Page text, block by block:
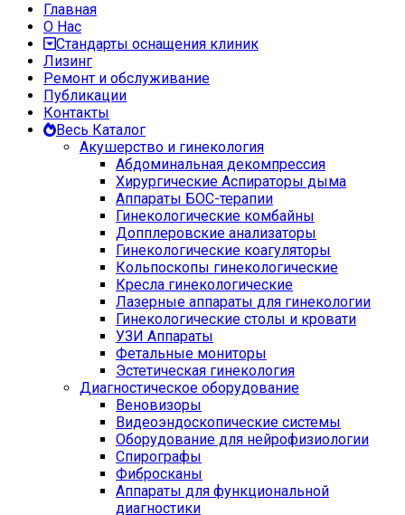
Главная
О Нас
Стандарты оснащения клиник
Лизинг
Ремонт и обслуживание
Публикации
Контакты
Весь Каталог
Акушерство и гинекология
Абдоминальная декомпрессия
Хирургические Аспираторы дыма
Аппараты БОС-терапии
Гинекологические комбайны
Допплеровские анализаторы
Гинекологические коагуляторы
Кольпоскопы гинекологические
Кресла гинекологические
Лазерные аппараты для гинекологии
Гинекологические столы и кровати
УЗИ Аппараты
Фетальные мониторы
Эстетическая гинекология
Диагностическое оборудование
Веновизоры
Видеоэндоскопические системы
Оборудование для нейрофизиологии
Спирографы
Фибросканы
Аппараты для функциональной
диагностики